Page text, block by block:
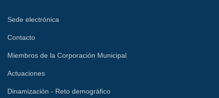
Sede electrónica
Contacto
Miembros de la Corporación Municipal
Actuaciones
Dinamización - Reto demográfico